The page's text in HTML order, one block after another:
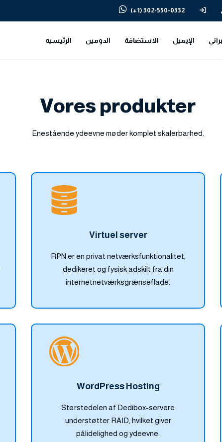
(+1) 302-550-0332
الرئيسيه الدومين الاستضافة الإيميل
Vores produkter
Enestående ydeevne møder komplet skalerbarhed.
Virtuel server
RPN er en privat netværksfunktionalitet,
dedikeret og fysisk adskilt fra din
internetnetværksgrænseflade.
WordPress Hosting
Størstedelen af Dedibox-servere
understøtter RAID, hvilket giver
pålidelighed og ydeevne.